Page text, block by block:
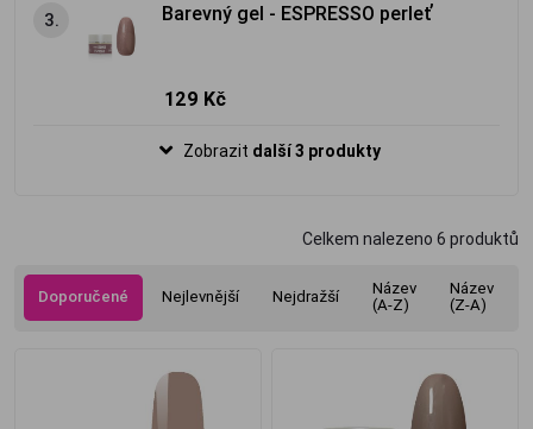
3. Barevný gel - ESPRESSO perleť
129 Kč
Zobrazit další 3 produkty
Celkem nalezeno 6 produktů
Doporučené Nejlevnější Nejdražší
Název
(A-Z)
Název
(Z-A)